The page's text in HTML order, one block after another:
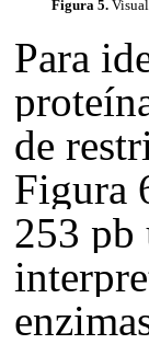
Figura 5.
Para
de
Figura
253